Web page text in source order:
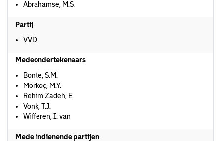
Abrahamse, M.S.
Partij
VVD
Medeondertekenaars
Bonte, S.M.
Morkoç, M.Y.
Rehim Zadeh, E.
Vonk, T.J.
Wifferen, I. van
Mede indienende partijen